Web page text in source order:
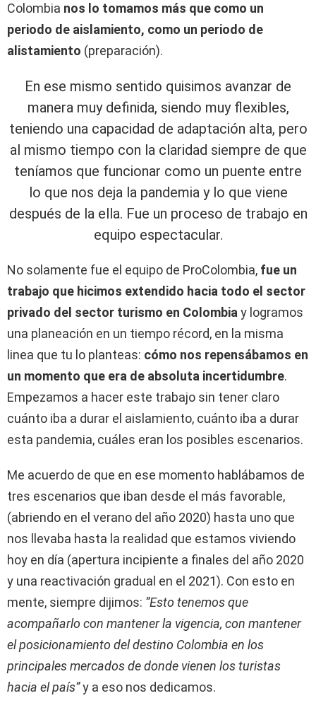
Colombia nos lo tomamos más que como un
periodo de aislamiento, como un periodo de
alistamiento (preparación).
En ese mismo sentido quisimos avanzar de
manera muy definida, siendo muy flexibles,
teniendo una capacidad de adaptación alta, pero
al mismo tiempo con la claridad siempre de que
teníamos que funcionar como un puente entre
lo que nos deja la pandemia y lo que viene
después de la ella. Fue un proceso de trabajo en
equipo espectacular.
No solamente fue el equipo de ProColombia, fue un
trabajo que hicimos extendido hacia todo el sector
privado del sector turismo en Colombiay logramos
una planeación en un tiempo récord, en la misma
linea que tu lo planteas: cómo nos repensábamos en
un momento que era de absoluta incertidumbre.
Empezamos a hacer este trabajo sin tener claro
cuánto iba a durar el aislamiento, cuánto iba a durar
esta pandemia, cuáles eran los posibles escenarios.
Me acuerdo de que en ese momento hablábamos de
tres escenarios que iban desde el más favorable,
(abriendo en el verano del año 2020) hasta uno que
nos llevaba hasta la realidad que estamos viviendo
hoy en día (apertura incipiente a finales del año 2020
y una reactivación gradual en el 2021). Con esto en
mente, siempre dijimos: “Esto tenemos que
acompañarlo con mantener la vigencia, con mantener
el posicionamiento del destino Colombia en los
principales mercados de donde vienen los turistas
hacia el país”y a eso nos dedicamos.